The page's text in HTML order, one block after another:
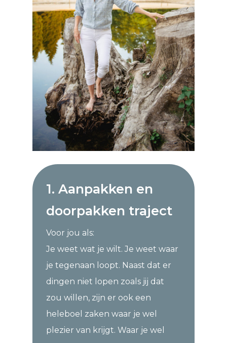
1. Aanpakken en
doorpakken traject
Voor jou als:
Je weet wat je wilt. Je weet waar
je tegenaan loopt. Naast dat er
dingen niet lopen zoals jij dat
zou willen, zijn er ook een
heleboel zaken waar je wel
plezier van krijgt. Waar je wel